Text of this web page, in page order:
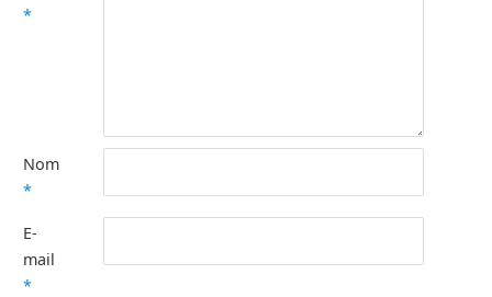
*
Nom
*
E-
mail
*